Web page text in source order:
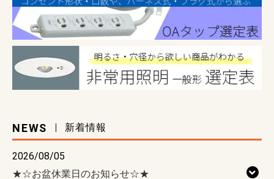
NEWS 新着情報
2026/08/05
★☆お盆休業日のお知らせ☆★